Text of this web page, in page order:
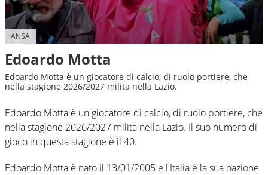
ANSA
Edoardo Motta
Edoardo Motta è un giocatore di calcio, di ruolo portiere, che
nella stagione 2026/2027 milita nella Lazio.
Edoardo Motta è un giocatore di calcio, di ruolo portiere, che
nella stagione 2026/2027 milita nella Lazio. Il suo numero di
gioco in questa stagione è il 40.
Edoardo Motta è nato il 13/01/2005 e l'Italia è la sua nazione